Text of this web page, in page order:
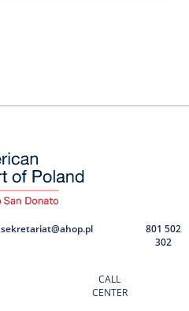
sekretariat@ahop.pl
CALL
CENTER
801 502
302